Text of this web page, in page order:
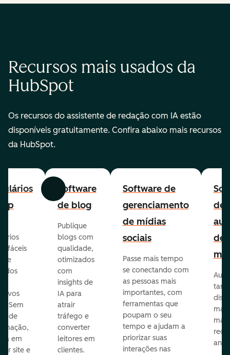
Recursos mais usados da
HubSpot
Os recursos do assistente de redação com IA estão
disponíveis gratuitamente. Confira abaixo mais recursos
da HubSpot.
Anterior Avançar
fáceis
e
Sem
de
em
site e
Software
de blog
Publique
blogs com
qualidade,
otimizados
com
insights de
IA para
atrair
tráfego e
converter
leitores em
clientes.
Software de
gerenciamento
de mídias
sociais
Passe mais tempo
se conectando com
as pessoas mais
importantes, com
ferramentas que
poupam o seu
tempo e ajudam a
priorizar suas
interações nas
de
de
mail